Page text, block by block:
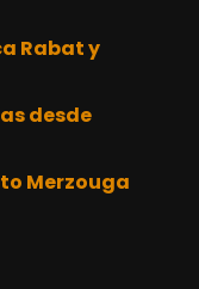
Rabat y
desde
Merzouga